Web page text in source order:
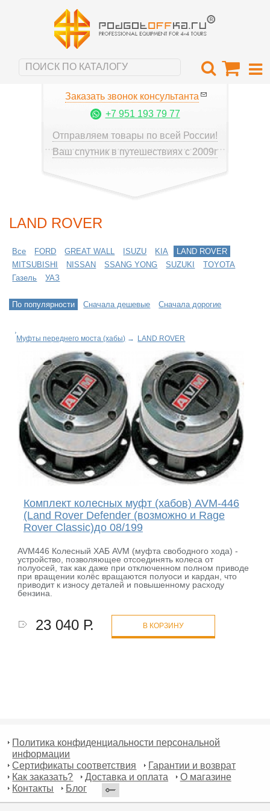
Заказать звонок консультанта
+7 951 193 79 77
Отправляем товары по всей России!
Ваш спутник в путешествиях с 2009г
LAND ROVER
Все FORD GREAT WALL ISUZU KIA
LAND ROVER
MITSUBISHI
NISSAN SSANG YONG SUZUKI
TOYOTA
Газель
УАЗ
По популярности Сначала дешевые Сначала дорогие
Муфты переднего моста (хабы) → LAND ROVER
Комплект колесных муфт (хабов) AVM-446
(Land Rover Defender (возможно и Rage
Rover Classic)до 08/199
AVM446 Колесный ХАБ AVM (муфта свободного хода) -
устройство, позволяющее отсоединять колеса от
полуосей, так как даже при отключенном полном приводе
при вращении колёс вращаются полуоси и кардан, что
приводит к износу деталей и повышенному расходу
бензина.
23 040 Р. В КОРЗИНУ
Политика конфиденциальности персональной
информации
Сертификаты соответствия
Гарантии и возврат
Как заказать?
Доставка и оплата
О магазине
Контакты
Блог